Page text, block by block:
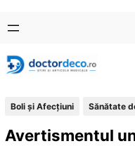
conținut
content
Boli și Afecțiuni Sănătate
Avertismentul